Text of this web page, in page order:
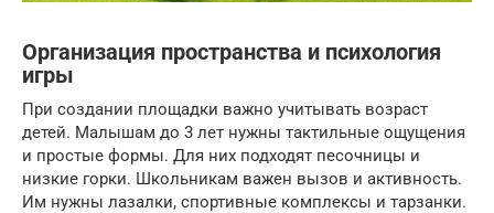
Организация пространства и психология
игры
При создании площадки важно учитывать возраст
детей. Малышам до 3 лет нужны тактильные ощущения
и простые формы. Для них подходят песочницы и
низкие горки. Школьникам важен вызов и активность.
Им нужны лазалки, спортивные комплексы и тарзанки.